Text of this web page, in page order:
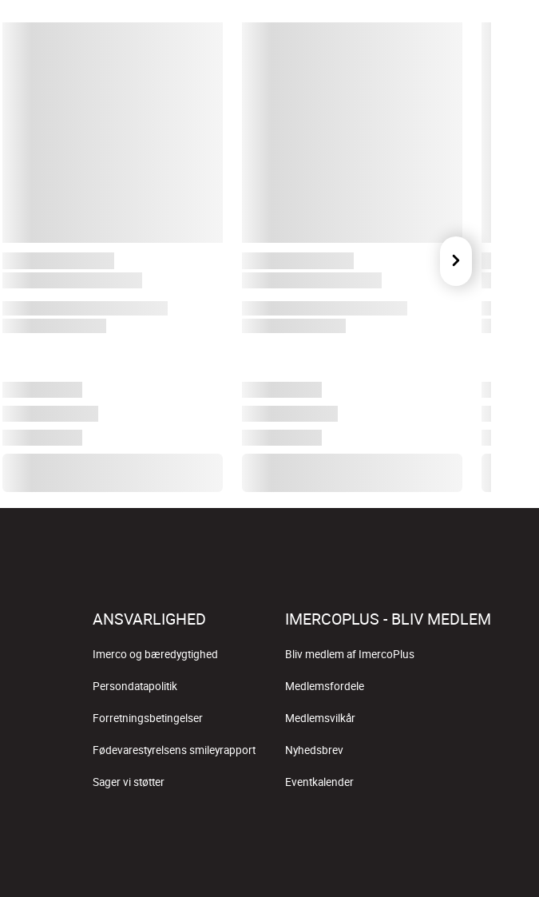
ANSVARLIGHED
Imerco og bæredygtighed
Persondatapolitik
Forretningsbetingelser
Fødevarestyrelsens smileyrapport
Sager vi støtter
IMERCOPLUS - BLIV MEDLEM
Bliv medlem af ImercoPlus
Medlemsfordele
Medlemsvilkår
Nyhedsbrev
Eventkalender